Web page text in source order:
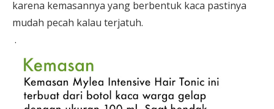
karena kemasannya yang berbentuk kaca pastinya
mudah pecah kalau terjatuh.
.